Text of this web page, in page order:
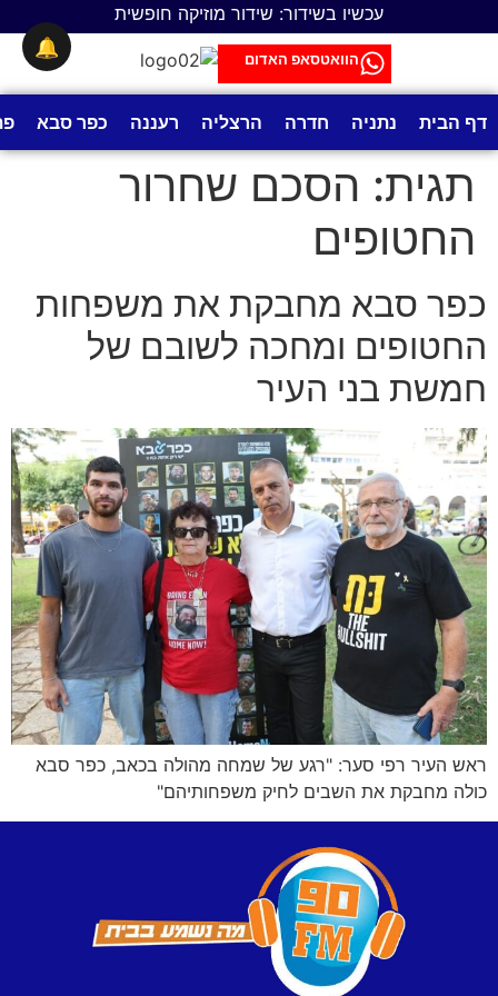
עכשיו בשידור: שידור מוזיקה חופשית
הוואטסאפ האדום
דף הבית נתניה חדרה הרצליה רעננה כפר סבא
תגית: הסכם שחרור
החטופים
כפר סבא מחבקת את משפחות
החטופים ומחכה לשובם של
חמשת בני העיר
ראש העיר רפי סער: "רגע של שמחה מהולה בכאב, כפר סבא
כולה מחבקת את השבים לחיק משפחותיהם"
🔔